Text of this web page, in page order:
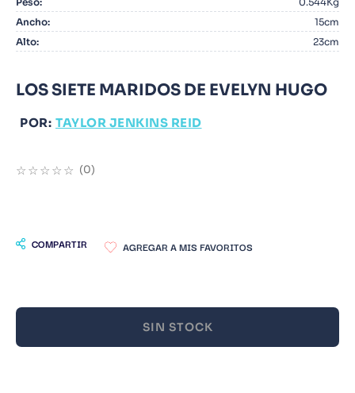
Ancho:
15cm
Alto: 23cm
LOS SIETE MARIDOS DE EVELYN HUGO
POR: TAYLOR JENKINS REID
☆☆☆☆☆ (0)
COMPARTIR
SIN STOCK
6. Iliada
7. Stephen King